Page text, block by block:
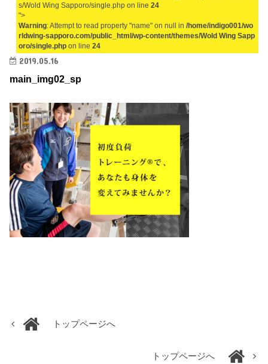
s/Wold Wing Sapporo/single.php on line24
">
Warning: Attempt to read property "name" on null in/home/indigo001/wo
rldwing-sapporo.com/public_html/wp-content/themes/Wold Wing Sapp
oro/single.php on line24
2019.05.16
main_img02_sp
トップページへ
トップページへ